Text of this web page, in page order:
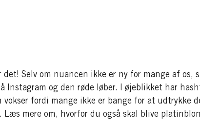
Selv om nuancen ikke er ny for mange af os,
Instagram og den røde løber. I øjeblikket har
fordi mange ikke er bange for at udtrykke
mere om, hvorfor du også skal blive